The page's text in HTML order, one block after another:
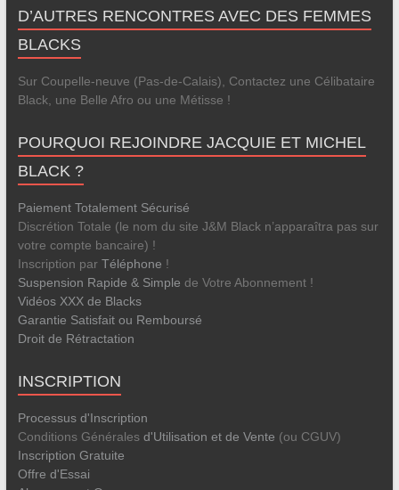
D’AUTRES RENCONTRES AVEC DES FEMMES
BLACKS
Sur Coupelle-neuve (Pas-de-Calais), Contactez une Célibataire
Black, une Belle Afro ou une Métisse !
POURQUOI REJOINDRE JACQUIE ET MICHEL
BLACK ?
Paiement Totalement Sécurisé
Discrétion Totale (le nom du site J&M Black n’apparaîtra pas sur
votre compte bancaire) !
Inscription par Téléphone !
Suspension Rapide & Simple de Votre Abonnement !
Vidéos XXX de Blacks
Garantie Satisfait ou Remboursé
Droit de Rétractation
INSCRIPTION
Processus d'Inscription
Conditions Générales d'Utilisation et de Vente (ou CGUV)
Inscription Gratuite
Offre d'Essai